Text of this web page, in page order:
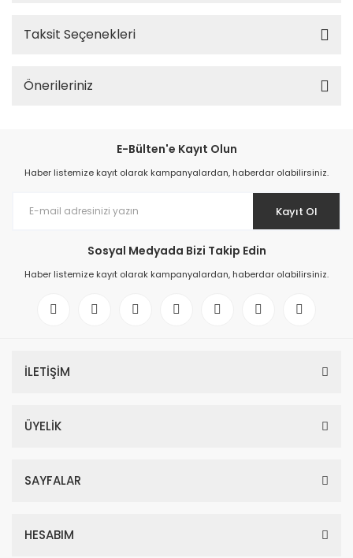
Taksit Seçenekleri
Önerileriniz
E-Bülten'e Kayıt Olun
Haber listemize kayıt olarak kampanyalardan, haberdar olabilirsiniz.
Kayıt Ol
Sosyal Medyada Bizi Takip Edin
Haber listemize kayıt olarak kampanyalardan, haberdar olabilirsiniz.
İLETİŞİM
ÜYELİK
SAYFALAR
HESABIM